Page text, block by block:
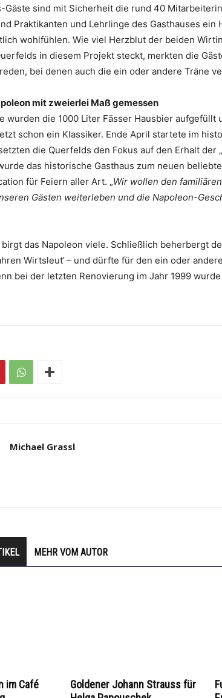
Gäste sind mit Sicherheit die rund 40
Praktikanten und Lehrlinge des Gasthauses ein
wohlfühlen. Wie viel Herzblut der beiden
in diesem Projekt steckt, merkten die
bei denen auch die ein oder andere Träne
mit zweierlei Maß gemessen
wurden die 1000 Liter Fässer Hausbier aufgefüllt
schon ein Klassiker. Ende April startete im
die Querfelds den Fokus auf den Erhalt der
das historische Gasthaus zum neuen
für Feiern aller Art. „Wir wollen den
Gästen weiterleben und die Napoleon-
das Napoleon viele. Schließlich beherbergt
Wirtsleut‘ – und dürfte für den ein oder
bei der letzten Renovierung im Jahr 1999
Michael Grassl
MEHR VOM AUTOR
im Café
Goldener Johann Strauss für